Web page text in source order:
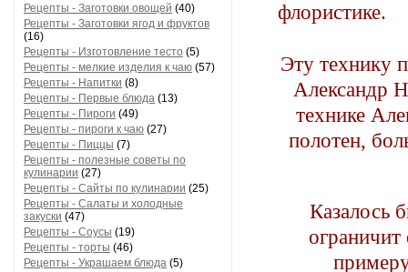
Рецепты - Заготовки овощей (40)
Рецепты - Заготовки ягод и фруктов
(16)
Рецепты - Изготовление тесто (5)
Рецепты - мелкие изделия к чаю (57)
Рецепты - Напитки (8)
Рецепты - Первые блюда (13)
Рецепты - Пироги (49)
Рецепты - пироги к чаю (27)
Рецепты - Пиццы (7)
Рецепты - полезные советы по
кулинарии (27)
Рецепты - Сайты по кулинарии (25)
Рецепты - Салаты и холодные
закуски (47)
Рецепты - Соусы (19)
Рецепты - торты (46)
Рецепты - Украшаем блюда (5)
флористике.
Эту технику
Александр
технике
полотен,
Казалось